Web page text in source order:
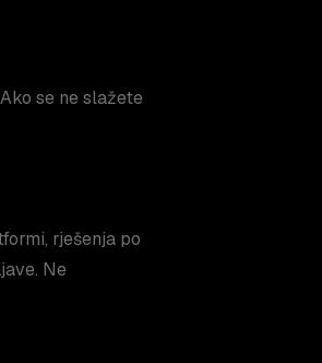
se ne slažete
rješenja po
Ne